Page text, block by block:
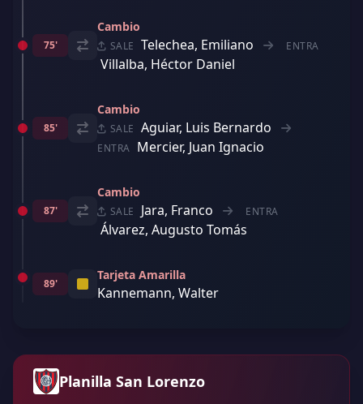
75'
Cambio
SALE Telechea, Emiliano ENTRA
Villalba, Héctor Daniel
85'
Cambio
SALE Aguiar, Luis Bernardo
ENTRA Mercier, Juan Ignacio
87'
Cambio
SALE Jara, Franco ENTRA
Álvarez, Augusto Tomás
89'
Tarjeta Amarilla
Kannemann, Walter
Planilla San Lorenzo